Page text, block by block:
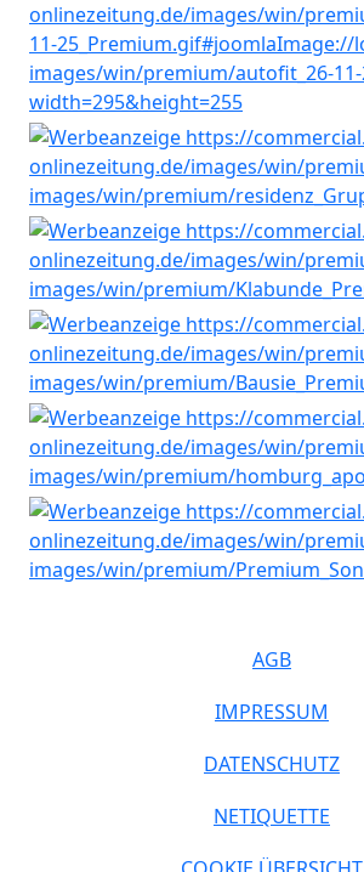
AGB
IMPRESSUM
DATENSCHUTZ
NETIQUETTE